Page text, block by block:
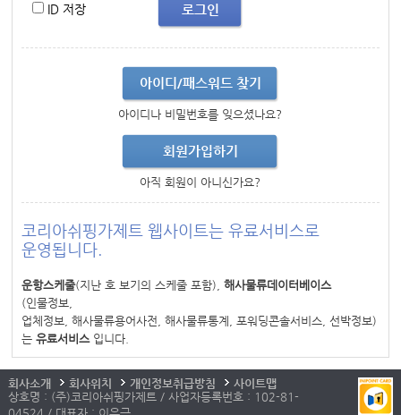
로그인
ID 저장
아이디/패스워드 찾기
아이디나 비밀번호를 잊으셨나요?
회원가입하기
아직 회원이 아니신가요?
코리아쉬핑가제트 웹사이트는 유료서비스로
운영됩니다.
운항스케줄(지난 호 보기의 스케줄 포함),해사물류데이터베이스
(인물정보,
업체정보, 해사물류용어사전, 해사물류통계, 포워딩콘솔서비스, 선박정보)
는유료서비스입니다.
회사소개 회사위치 개인정보취급방침
사이트맵
상호명 : (주)코리아쉬핑가제트 / 사업자등록번호 : 102-81-